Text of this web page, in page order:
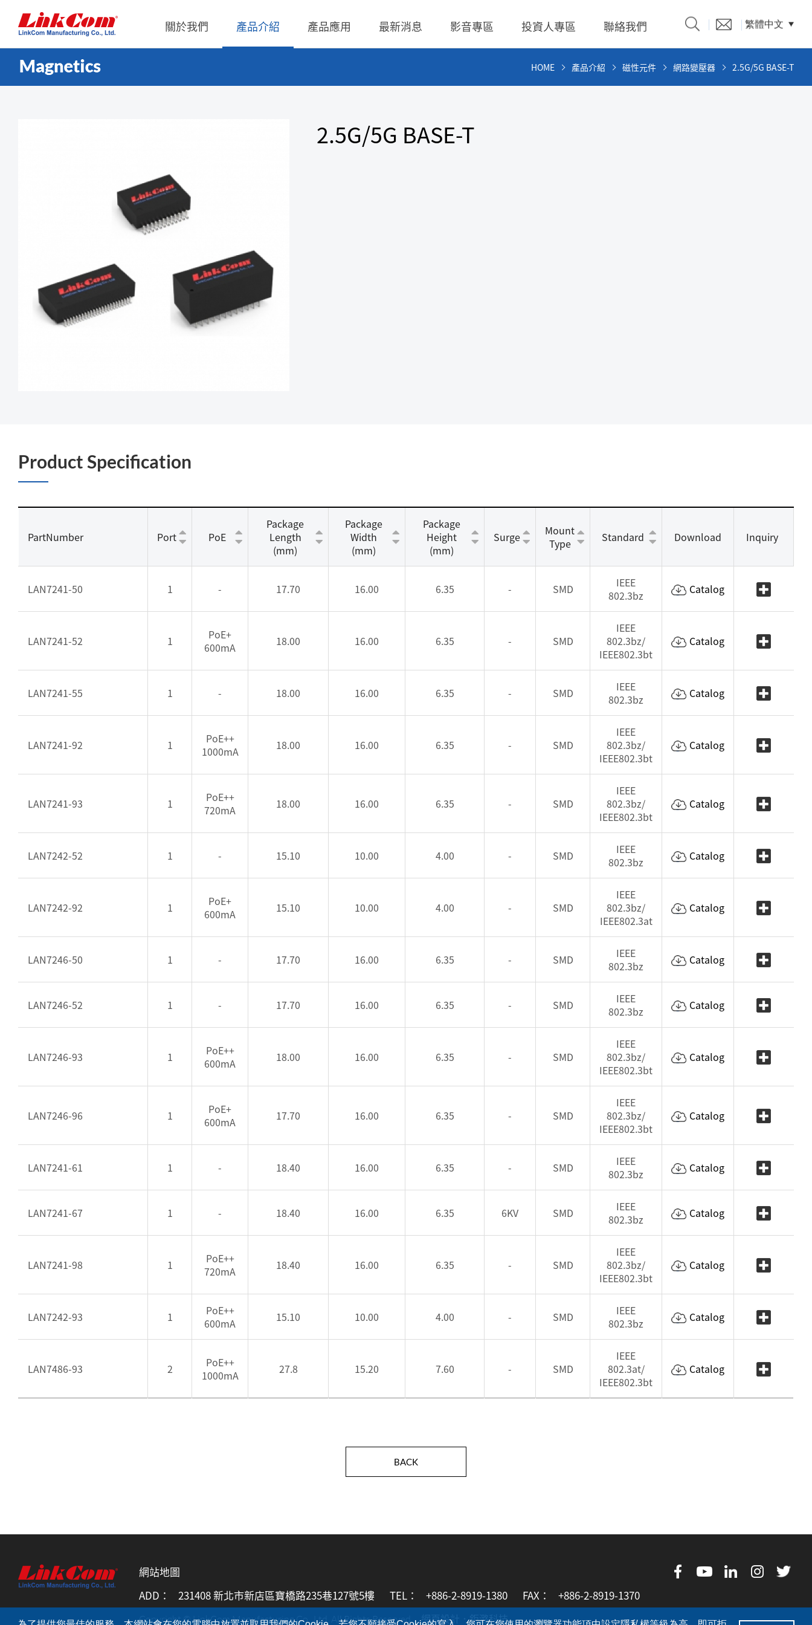
關於我們 產品介紹
雜訊抑制磁性元件
射頻磁性元件
電感
Meter
產品應用 最新消息 影音專區 投資人專區
法說會
聯絡窗口
聯絡我們 繁體中文
HOME 產品介紹 磁性元件 網路變壓器 2.5G/5G BASE-T
2.5G/5G BASE-T
Product Specification
PartNumber Port PoE
Package
Length
(mm)
Package
Width
(mm)
Package
Height
(mm)
Surge
Mount
Type
Standard Download Inquiry
LAN7241-50 1 - 17.70 16.00 6.35 - SMD
IEEE
802.3bz
Catalog
LAN7241-52 1
PoE+
600mA
18.00 16.00 6.35 - SMD
IEEE
802.3bz/
IEEE802.3bt
Catalog
LAN7241-55 1 - 18.00 16.00 6.35 - SMD
IEEE
802.3bz
Catalog
LAN7241-92 1
PoE++
1000mA
18.00 16.00 6.35 - SMD
IEEE
802.3bz/
IEEE802.3bt
Catalog
LAN7241-93 1
PoE++
720mA
18.00 16.00 6.35 - SMD
IEEE
802.3bz/
IEEE802.3bt
Catalog
LAN7242-52 1 - 15.10 10.00 4.00 - SMD
IEEE
802.3bz
Catalog
LAN7242-92 1
PoE+
600mA
15.10 10.00 4.00 - SMD
IEEE
802.3bz/
IEEE802.3at
Catalog
LAN7246-50 1 - 17.70 16.00 6.35 - SMD
IEEE
802.3bz
Catalog
LAN7246-52 1 - 17.70 16.00 6.35 - SMD
IEEE
802.3bz
Catalog
LAN7246-93 1
PoE++
600mA
18.00 16.00 6.35 - SMD
IEEE
802.3bz/
IEEE802.3bt
Catalog
LAN7246-96 1
PoE+
600mA
17.70 16.00 6.35 - SMD
IEEE
802.3bz/
IEEE802.3bt
Catalog
LAN7241-61 1 - 18.40 16.00 6.35 - SMD
IEEE
802.3bz
Catalog
LAN7241-67 1 - 18.40 16.00 6.35 6KV SMD
IEEE
802.3bz
Catalog
LAN7241-98 1
PoE++
720mA
18.40 16.00 6.35 - SMD
IEEE
802.3bz/
IEEE802.3bt
Catalog
LAN7242-93 1
PoE++
600mA
15.10 10.00 4.00 - SMD
IEEE
802.3bz
Catalog
LAN7486-93 2
PoE++
1000mA
27.8 15.20 7.60 - SMD
IEEE
802.3at/
IEEE802.3bt
Catalog
BACK
網站地圖
ADD：
231408 新北市新店區寶橋路235巷127號5樓 TEL： +886-2-8919-1380 FAX： +886-2-8919-1370
Copyright © LinkCom Manufacturing Co., Ltd. All Rights Reserved. 網頁設計．鉅潞科技